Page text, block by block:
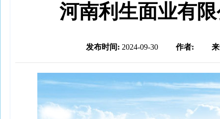
河南利生面业有
发布时间: 2024-09-30 作者: